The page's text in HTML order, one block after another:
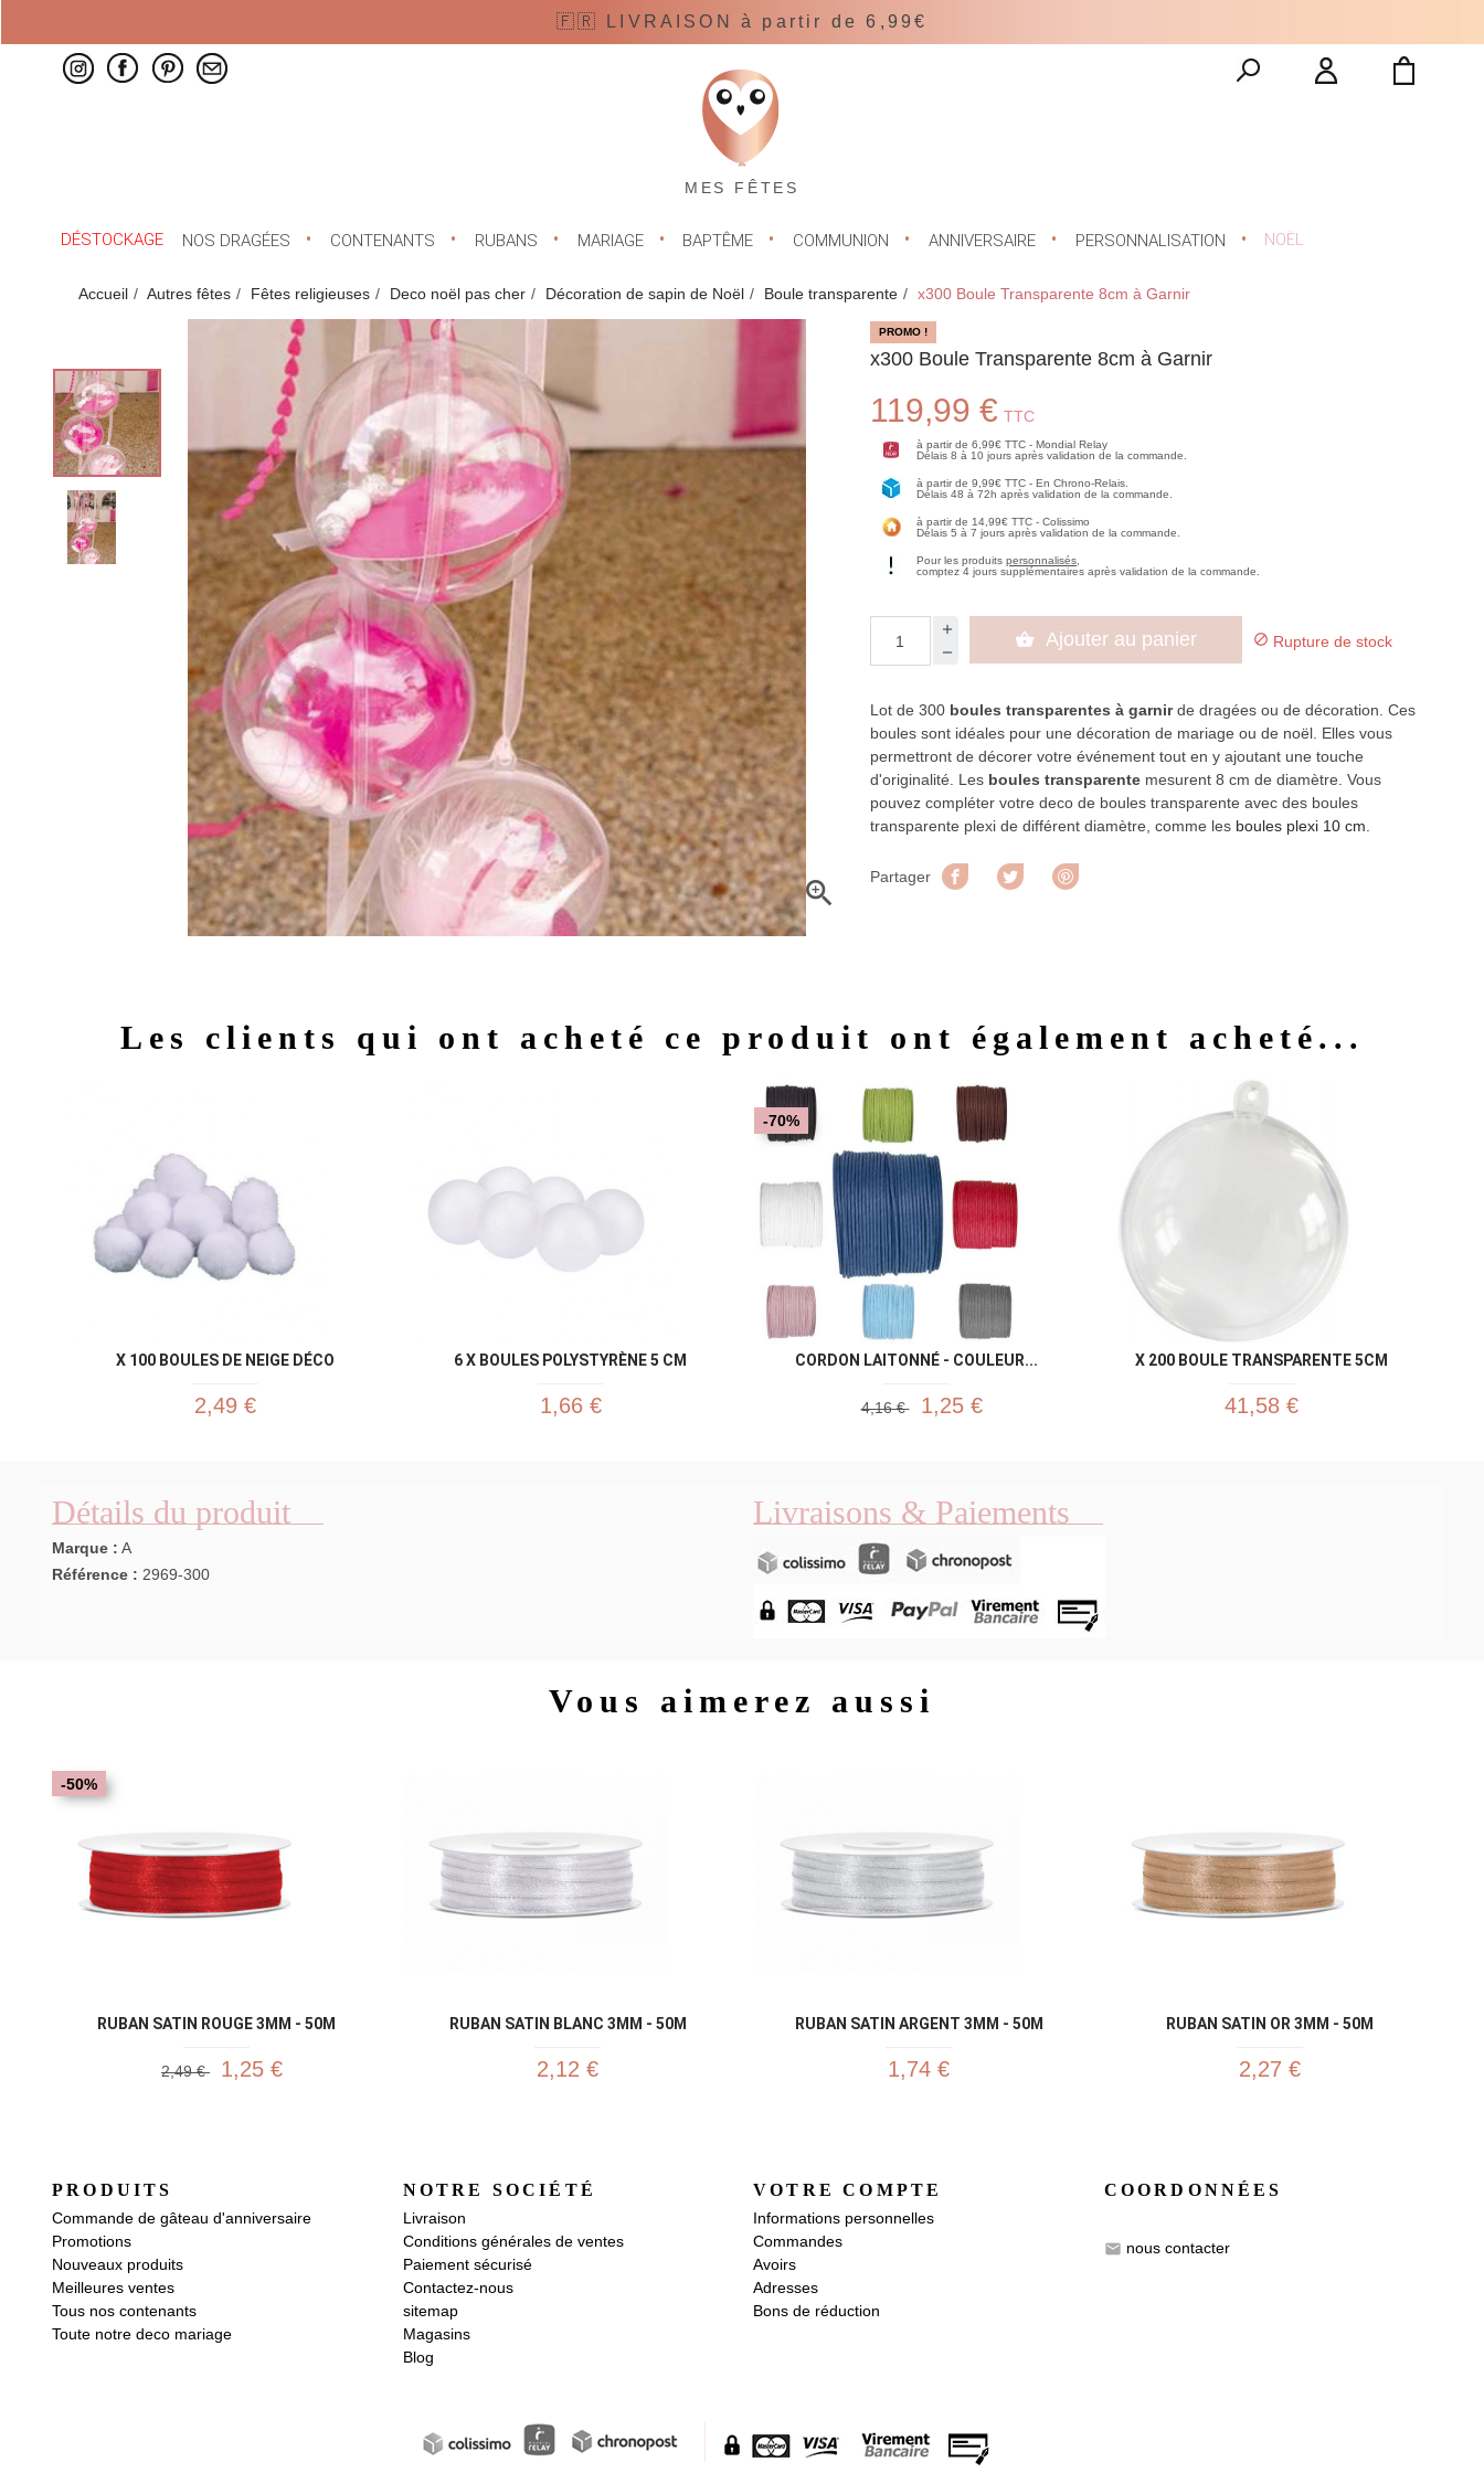
🇫🇷 LIVRAISON à partir de 6,99€
MES FÊTES
DÉSTOCKAGE NOS DRAGÉES CONTENANTS RUBANS MARIAGE BAPTÊME COMMUNION ANNIVERSAIRE PERSONNALISATION NOËL
Accueil Autres fêtes Fêtes religieuses Deco noël pas cher Décoration de sapin de Noël Boule transparente x300 Boule Transparente 8cm à Garnir

PROMO !
x300 Boule Transparente 8cm à Garnir
119,99 € TTC
à partir de 6,99€ TTC - Mondial Relay
Délais 8 à 10 jours après validation de la commande.
à partir de 9,99€ TTC - En Chrono-Relais.
Délais 48 à 72h après validation de la commande.
à partir de 14,99€ TTC - Colissimo
Délais 5 à 7 jours après validation de la commande.
Pour les produitspersonnalisés
comptez 4 jours supplémentaires après validation de la commande.
 Ajouter au panier  Rupture de stock
Lot de 300 boules transparentes à garnirde dragées ou de décoration. Ces
boules sont idéales pour une décoration de mariage ou de noël. Elles vous
permettront de décorer votre événement tout en y ajoutant une touche
d'originalité. Les boules transparentemesurent 8 cm de diamètre. Vous
pouvez compléter votre deco de boules transparente avec des boules
transparente plexi de différent diamètre, comme les boules plexi 10 cm
Partager Partager Tweet
Les clients qui ont acheté ce produit ont également acheté...
X 100 BOULES DE NEIGE DÉCO
2,49 €
6 X BOULES POLYSTYRÈNE 5 CM
1,66 €
 Aperçu rapide
CORDON LAITONNÉ - COULEUR...
-70%
4,16 € 1,25 €

X 200 BOULE TRANSPARENTE 5CM
41,58 €
Détails du produit
Marque : A
Référence : 2969-300
Livraisons & Paiements
Vous aimerez aussi
RUBAN SATIN ROUGE 3MM - 50M
-50%
2,49 € 1,25 €
RUBAN SATIN BLANC 3MM - 50M
2,12 €
RUBAN SATIN ARGENT 3MM - 50M
1,74 €
RUBAN SATIN OR 3MM - 50M
2,27 €
PRODUITS
Commande de gâteau d'anniversaire
Promotions
Nouveaux produits
Meilleures ventes
Tous nos contenants
Toute notre deco mariage
NOTRE SOCIÉTÉ
Livraison
Conditions générales de ventes
Paiement sécurisé
Contactez-nous
sitemap
Magasins
Blog
VOTRE COMPTE
Informations personnelles
Commandes
Avoirs
Adresses
Bons de réduction
COORDONNÉES
email nous contacter